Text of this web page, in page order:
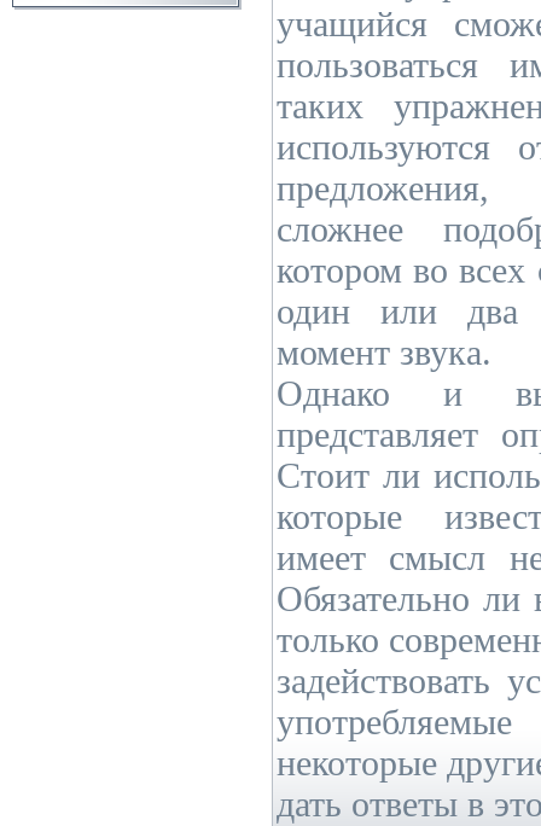
учащийся
таких
используются
сложнее
котором во всех
один или два
момент звука.
Однако и
представляет
Стоит ли
которые
имеет смысл
Обязательно ли
только
задействовать
некоторые
дать ответы в